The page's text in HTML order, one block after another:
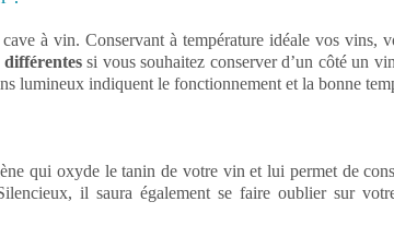
à vin. Conservant à température idéale vos vins,
si vous souhaitez conserver d’un côté un
lumineux indiquent le fonctionnement et la bonne
qui oxyde le tanin de votre vin et lui permet de
il saura également se faire oublier sur